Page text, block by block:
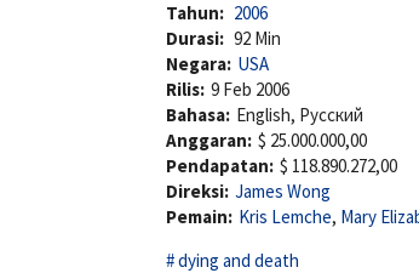
Tahun: 2006
Durasi: 92 Min
Negara: USA
Rilis: 9 Feb 2006
Bahasa: English, Pусский
Anggaran: $ 25.000.000,00
Pendapatan: $ 118.890.272,00
Direksi: James Wong
Pemain: Kris Lemche, Mary
dying and death